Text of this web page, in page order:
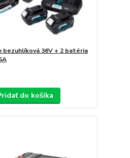
bezuhlíková 36V + 2 batéria
do košíka